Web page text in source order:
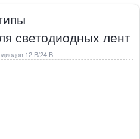
светодиодных лент
12 В/24 В